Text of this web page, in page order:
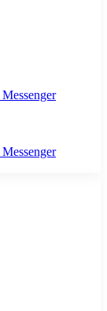
Messenger
Messenger